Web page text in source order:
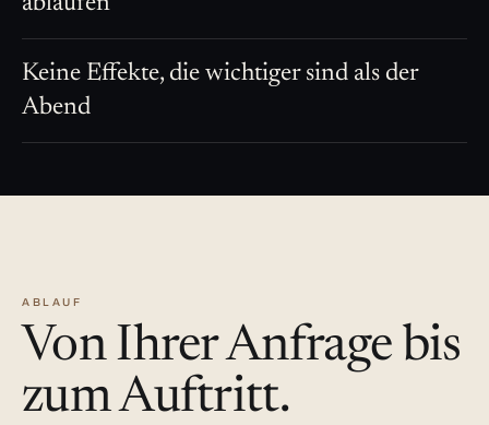
Keine Effekte, die wichtiger sind als der
Abend
ABLAUF
Von Ihrer Anfrage bis
zum Auftritt.